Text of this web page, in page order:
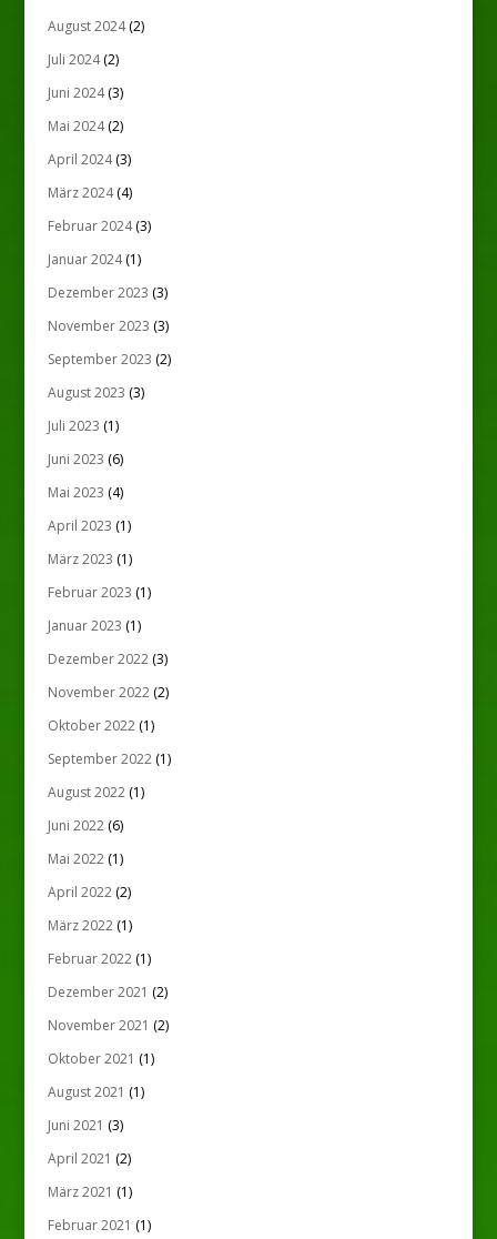
August 2024(2)
Juli 2024(2)
Juni 2024(3)
Mai 2024(2)
April 2024(3)
März 2024(4)
Februar 2024(3)
Januar 2024(1)
Dezember 2023 (3)
November 2023 (3)
September 2023 (2)
August 2023 (3)
Juli 2023 (1)
Juni 2023 (6)
Mai 2023 (4)
April 2023 (1)
März 2023 (1)
Februar 2023 (1)
Januar 2023 (1)
Dezember 2022(3)
November 2022(2)
Oktober 2022(1)
September 2022(1)
August 2022(1)
Juni 2022(6)
Mai 2022(1)
April 2022(2)
März 2022(1)
Februar 2022(1)
Dezember 2021 (2)
November 2021 (2)
Oktober 2021 (1)
August 2021 (1)
Juni 2021 (3)
April 2021 (2)
März 2021 (1)
Februar 2021 (1)